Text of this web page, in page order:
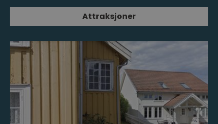
Attraksjoner